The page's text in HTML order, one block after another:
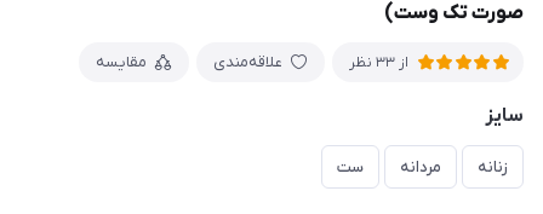
صورت تک وست)
از 33 نظر علاقه‌مندی مقایسه
سایز
زنانه مردانه ست